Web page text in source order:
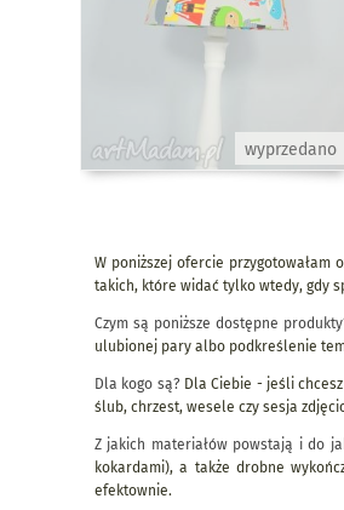
wyprzedano
W poniższej ofercie
takich, które widać tylko wtedy, gdy
Czym są poniższe dostępne
ulubionej pary albo podkreślenie
Dla kogo są? Dla Ciebie - jeśli
ślub, chrzest, wesele czy sesja
Z jakich materiałów powstają i do
kokardami), a także drobne
efektownie.